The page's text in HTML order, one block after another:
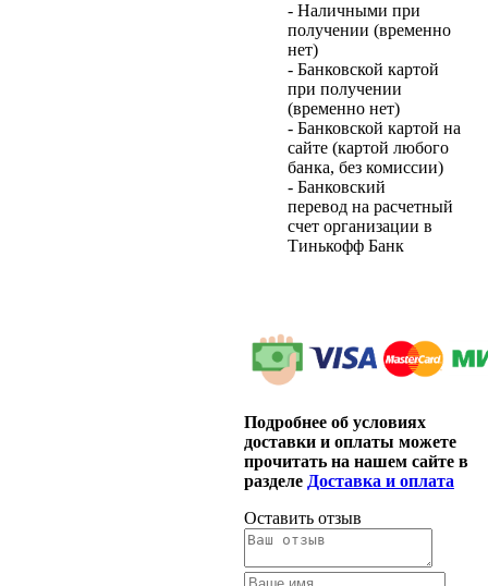
- Наличными при
получении (временно
нет)
- Банковской картой
при получении
(временно нет)
- Банковской картой на
сайте (картой любого
банка, без комиссии)
- Банковский
перевод на расчетный
счет организации в
Тинькофф Банк
Подробнее об условиях
доставки и оплаты можете
прочитать на нашем сайте в
разделе Доставка и оплата
Оставить отзыв